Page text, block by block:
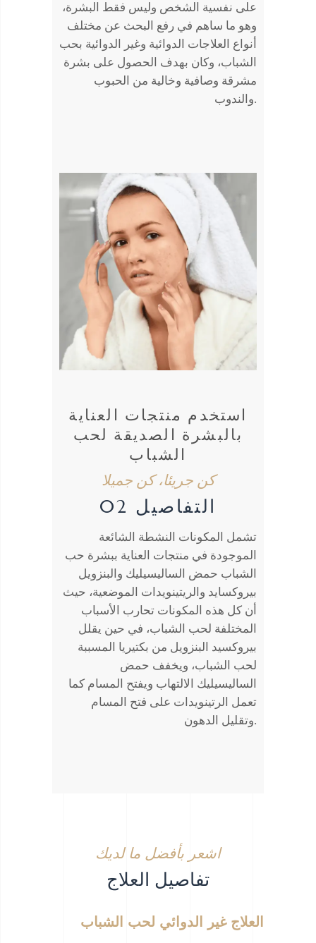
على نفسية الشخص وليس فقط البشرة،
وهو ما ساهم في رفع البحث عن مختلف
أنواع العلاجات الدوائية وغير الدوائية بحب
الشباب، وكان بهدف الحصول على بشرة
مشرقة وصافية وخالية من الحبوب
والندوب.
استخدم منتجات العناية
بالبشرة الصديقة لحب
الشباب
كن جريئا، كن جميلا
التفاصيل 02
تشمل المكونات النشطة الشائعة
الموجودة في منتجات العناية ببشرة حب
الشباب حمض الساليسيليك والبنزويل
بيروكسايد والريتينويدات الموضعية، حيث
أن كل هذه المكونات تحارب الأسباب
المختلفة لحب الشباب، في حين يقلل
بيروكسيد البنزويل من بكتيريا المسببة
لحب الشباب، ويخفف حمض
الساليسيليك الالتهاب ويفتح المسام كما
تعمل الرتينويدات على فتح المسام
وتقليل الدهون.
اشعر بأفضل ما لديك
تفاصيل العلاج
العلاج غير الدوائي لحب الشباب